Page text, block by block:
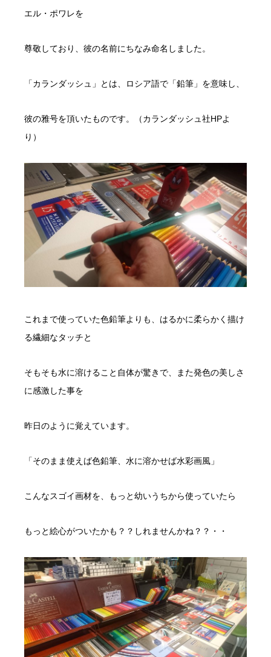
エル・ポワレを
尊敬しており、彼の名前にちなみ命名しました。
「カランダッシュ」とは、ロシア語で「鉛筆」を意味し、
彼の雅号を頂いたものです。（カランダッシュ社HPよ
り）
これまで使っていた色鉛筆よりも、はるかに柔らかく描け
る繊細なタッチと
そもそも水に溶けること自体が驚きで、また発色の美しさ
に感激した事を
昨日のように覚えています。
「そのまま使えば色鉛筆、水に溶かせば水彩画風」
こんなスゴイ画材を、もっと幼いうちから使っていたら
もっと絵心がついたかも？？しれませんかね？？・・